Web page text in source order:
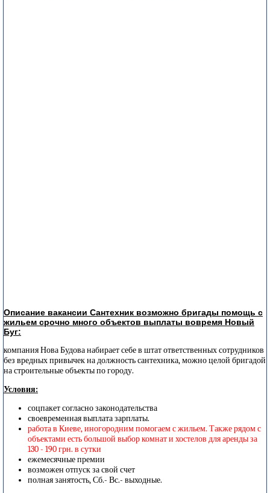
Описание вакансии Сантехник возможно бригады помощь с
жильем срочно много объектов выплаты вовремя Новый
Буг:
компания Нова Будова набирает себе в штат ответственных сотрудников
без вредных привычек на должность сантехника, можно целой бригадой
на строительные объекты по городу.
Условия:
соцпакет согласно законодательства
своевременная выплата зарплаты.
работа в Киеве, иногородним помогаем с жильем. Также рядом с
объектами есть большой выбор комнат и хостелов для аренды за
130 - 190 грн. в сутки
ежемесячные премии
возможен отпуск за свой счет
полная занятость, Сб.- Вс.- выходные.